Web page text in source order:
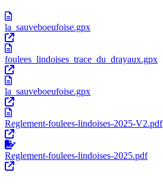
la_sauveboeufoise.gpx
foulees_lindoises_trace_du_drayaux.gpx
la_sauveboeufoise.gpx
Reglement-foulees-lindoises-2025-V2.pdf
Reglement-foulees-lindoises-2025.pdf